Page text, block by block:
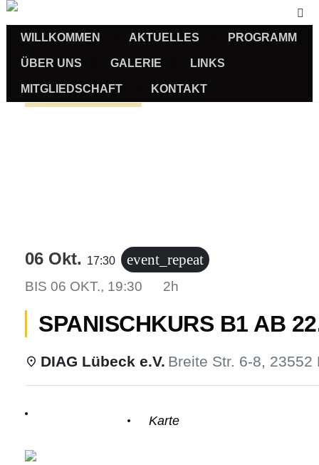
WILLKOMMEN AKTUELLES PROGRAMM
ÜBER UNS GALERIE LINKS
MITGLIEDSCHAFT KONTAKT
Sprachkurse
06 Okt. 17:30 event_repeat
BIS 06 OKT., 19:30 2h
SPANISCHKURS B1 AB
DIAG Lübeck e.V. Breite Str. 6-8, 23552
Karte